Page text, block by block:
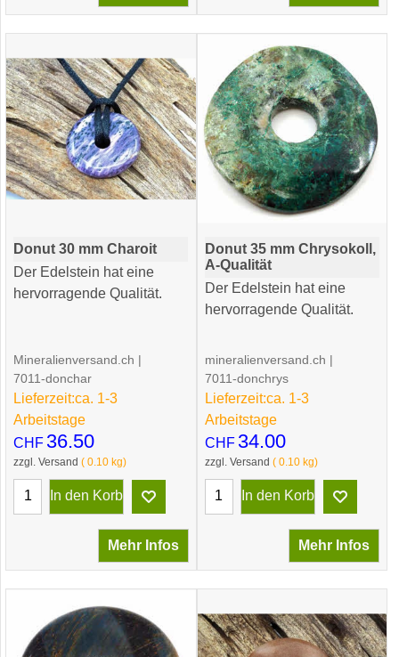
Donut 30 mm Charoit
Der Edelstein hat eine
hervorragende Qualität.
CHF 36.50
zzgl. Versand 0.10 kg
Mineralienversand.ch
7011-donchar
Lieferzeit:ca. 1-3
Arbeitstage
In den Korb
Mehr Infos
Donut 35 mm Chrysokoll,
A-Qualität
Der Edelstein hat eine
hervorragende Qualität.
CHF 34.00
zzgl. Versand 0.10kg
mineralienversand.ch
7011-donchrys
Lieferzeit:ca. 1-3
Arbeitstage
In den Korb
Mehr Infos